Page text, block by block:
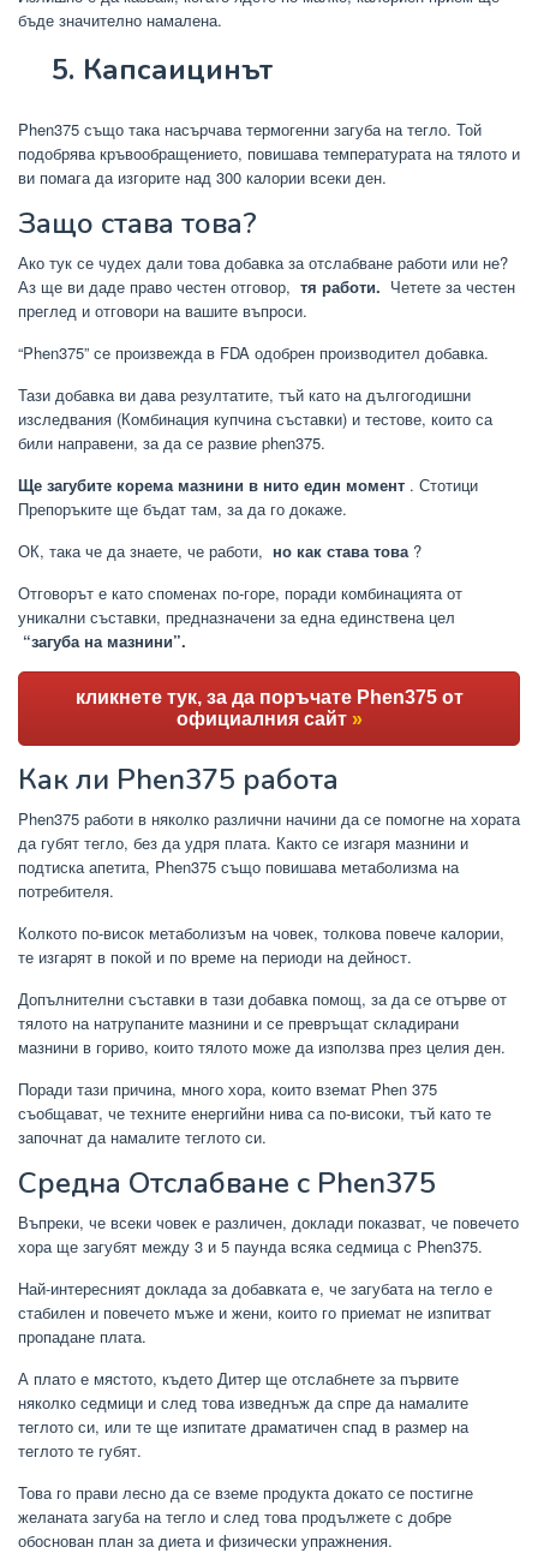
бъде значително намалена.
5. Капсаицинът
Phen375 също така насърчава термогенни загуба на тегло. Той
подобрява кръвообращението, повишава температурата на тялото и
ви помага да изгорите над 300 калории всеки ден.
Защо става това?
Ако тук се чудех дали това добавка за отслабване работи или не?
Аз ще ви даде право честен отговор, тя работи. Четете за честен
преглед и отговори на вашите въпроси.
“Phen375” се произвежда в FDA одобрен производител добавка.
Тази добавка ви дава резултатите, тъй като на дългогодишни
изследвания (Комбинация купчина съставки) и тестове, които са
били направени, за да се развие phen375.
Ще загубите корема мазнини в нито един момент . Стотици
Препоръките ще бъдат там, за да го докаже.
ОК, така че да знаете, че работи, но как става това ?
Отговорът е като споменах по-горе, поради комбинацията от
уникални съставки, предназначени за една единствена цел
“загуба на мазнини”.
кликнете тук, за да поръчате Phen375 от
официалния сайт »
Как ли Phen375 работа
Phen375 работи в няколко различни начини да се помогне на хората
да губят тегло, без да удря плата. Както се изгаря мазнини и
подтиска апетита, Phen375 също повишава метаболизма на
потребителя.
Колкото по-висок метаболизъм на човек, толкова повече калории,
те изгарят в покой и по време на периоди на дейност.
Допълнителни съставки в тази добавка помощ, за да се отърве от
тялото на натрупаните мазнини и се превръщат складирани
мазнини в гориво, които тялото може да използва през целия ден.
Поради тази причина, много хора, които вземат Phen 375
съобщават, че техните енергийни нива са по-високи, тъй като те
започнат да намалите теглото си.
Средна Отслабване с Phen375
Въпреки, че всеки човек е различен, доклади показват, че повечето
хора ще загубят между 3 и 5 паунда всяка седмица с Phen375.
Най-интересният доклада за добавката е, че загубата на тегло е
стабилен и повечето мъже и жени, които го приемат не изпитват
пропадане плата.
А плато е мястото, където Дитер ще отслабнете за първите
няколко седмици и след това изведнъж да спре да намалите
теглото си, или те ще изпитате драматичен спад в размер на
теглото те губят.
Това го прави лесно да се вземе продукта докато се постигне
желаната загуба на тегло и след това продължете с добре
обоснован план за диета и физически упражнения.